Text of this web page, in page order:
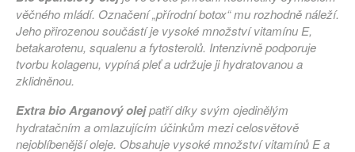
věčného mládí. Označení „přírodní botox“ mu rozhodně náleží.
Jeho přirozenou součástí je vysoké množství vitamínu E,
betakarotenu, squalenu a fytosterolů. Intenzivně podporuje
tvorbu kolagenu, vypíná pleť a udržuje ji hydratovanou a
zklidněnou.
Extra bio Arganový olejpatří díky svým ojedinělým
hydratačním a omlazujícím účinkům mezi celosvětově
nejoblíbenější oleje. Obsahuje vysoké množství vitamínů E a